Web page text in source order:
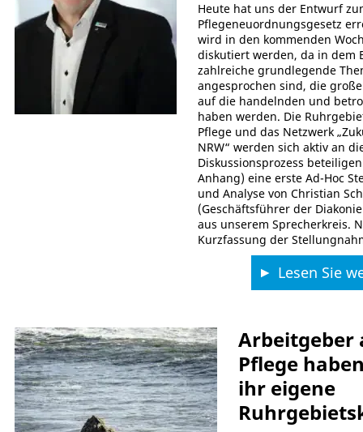
Heute hat uns der Entwurf
Pflegeneuordnungsgesetz
wird in den kommenden
diskutiert werden, da in dem
zahlreiche grundlegende
angesprochen sind, die
auf die handelnden und
haben werden. Die
Pflege und das Netzwerk
NRW“ werden sich aktiv an
Diskussionsprozess
Anhang) eine erste Ad-Hoc
und Analyse von Christian
(Geschäftsführer der
aus unserem Sprecherkreis.
Kurzfassung der
Lesen Sie
Arbeitgeber
Pflege
ihr eigene